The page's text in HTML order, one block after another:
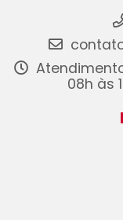
08h às